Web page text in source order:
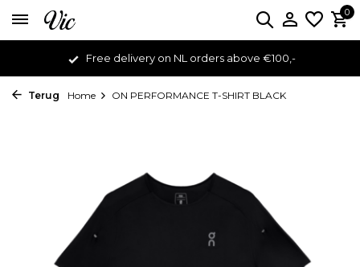
0
Free delivery on NL orders above €100,-
Terug Home ON PERFORMANCE T-SHIRT BLACK